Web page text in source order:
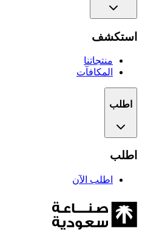
استكشف
منتجاتنا
المكافآت
اطلب
اطلب
اطلب الآن